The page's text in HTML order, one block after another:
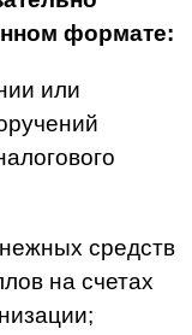
органом
были
его